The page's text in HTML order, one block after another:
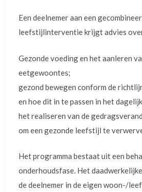
Een deelnemer aan een
leefstijlinterventie krijgt advies
Gezonde voeding en het aanleren
eetgewoontes;
gezond bewegen conform de
en hoe dit in te passen in het
het realiseren van de
om een gezonde leefstijl te
Het programma bestaat uit een
onderhoudsfase. Het
de deelnemer in de eigen woon-/